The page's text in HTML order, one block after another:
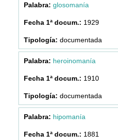
glosomanía
1929
documentada
heroinomanía
1910
documentada
hipomanía
1881